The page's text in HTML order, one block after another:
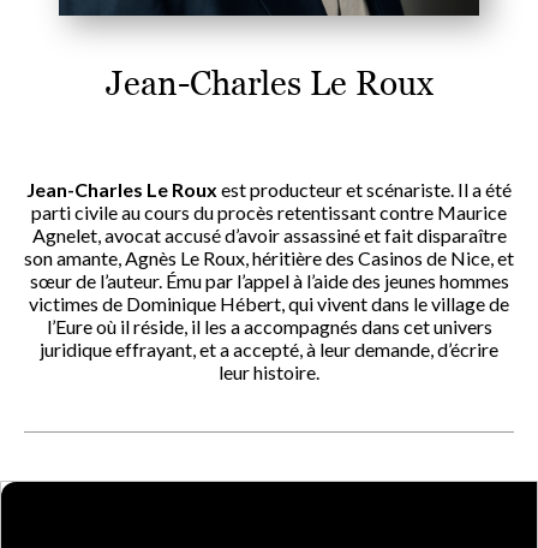
Jean-Charles Le Roux
Jean-Charles Le Roux est producteur et scénariste. Il a été
parti civile au cours du procès retentissant contre Maurice
Agnelet, avocat accusé d’avoir assassiné et fait disparaître
son amante, Agnès Le Roux, héritière des Casinos de Nice, et
sœur de l’auteur. Ému par l’appel à l’aide des jeunes hommes
victimes de Dominique Hébert, qui vivent dans le village de
l’Eure où il réside, il les a accompagnés dans cet univers
juridique effrayant, et a accepté, à leur demande, d’écrire
leur histoire.